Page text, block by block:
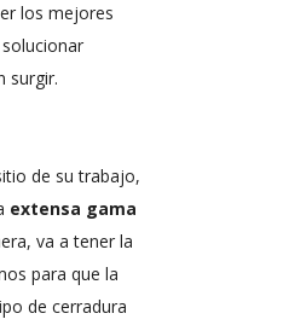
los mejores
surgir.
de su trabajo,
extensa gama
va a tener la
para que la
de cerradura